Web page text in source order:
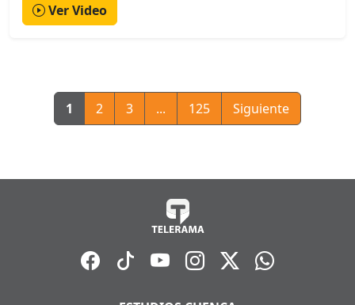
Ver Video
1 2 3 ... 125 Siguiente